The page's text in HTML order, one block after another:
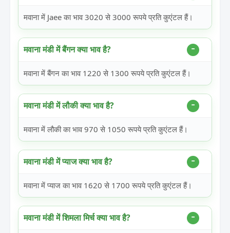
मवाना में Jaee का भाव 3020 से 3000 रूपये प्रति कुएंटल हैं।
मवाना मंडी में बैंगन क्या भाव है?
मवाना में बैंगन का भाव 1220 से 1300 रूपये प्रति कुएंटल हैं।
मवाना मंडी में लौकी क्या भाव है?
मवाना में लौकी का भाव 970 से 1050 रूपये प्रति कुएंटल हैं।
मवाना मंडी में प्याज क्या भाव है?
मवाना में प्याज का भाव 1620 से 1700 रूपये प्रति कुएंटल हैं।
मवाना मंडी में शिमला मिर्च क्या भाव है?